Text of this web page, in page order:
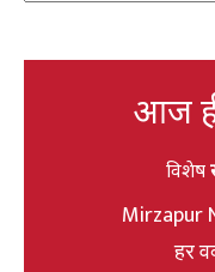
आज
विशेष
Mirzapur
हर